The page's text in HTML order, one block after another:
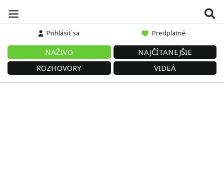
Prihlásiť sa Predplatné
NAŽIVO
NAJČÍTANEJŠIE
ROZHOVORY
VIDEÁ